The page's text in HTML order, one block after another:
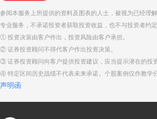
参阅本服务上所提供的资料及图表的人士，被视为已经理
专业服务，不承诺投资者获取投资收益，也不与投资者约
① 投资决策由客户作出，投资风险由客户承担。
② 证券投资顾问不得代客户作出投资决策。
③ 证券投资顾问向客户提供投资建议，应当提示潜在的投
④ 特定区间历史战绩不代表未来承诺。个股案例仅作教学
声明函